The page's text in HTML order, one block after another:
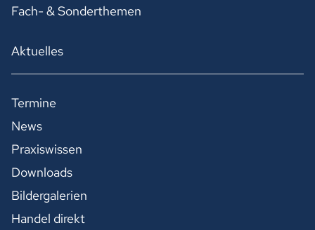
Fach- & Sonderthemen
Aktuelles
Termine
News
Praxiswissen
Downloads
Bildergalerien
Handel direkt